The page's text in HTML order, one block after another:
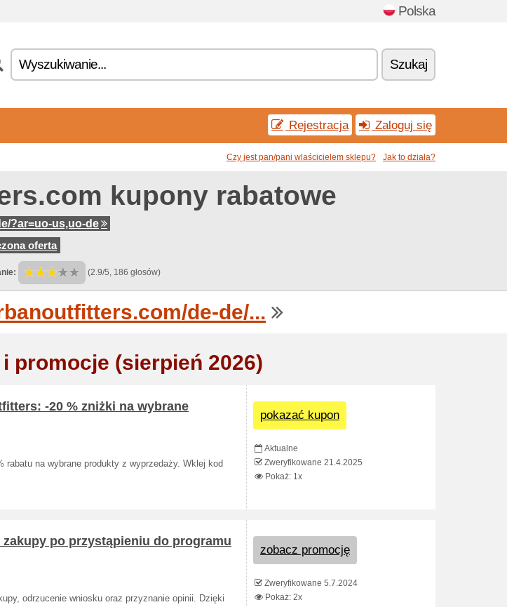
Polska
Szukaj
Rejestracja Zaloguj się
Czy jest pan/pani wlaścicielem sklepu? Jak to działa?
kupony rabatowe
?ar=uo-us,uo-de
oferta
(2.9/5, 186 głosów)
de-de/...
promocje (sierpień 2026)
-20 % zniżki na wybrane
rabatu na wybrane produkty z wyprzedaży. Wklej kod
pokazać kupon
Aktualne
Zweryfikowane 21.4.2025
Pokaż: 1x
zakupy po przystąpieniu do programu
odrzucenie wniosku oraz przyznanie opinii. Dzięki
zobacz promocję
Zweryfikowane 5.7.2024
Pokaż: 2x